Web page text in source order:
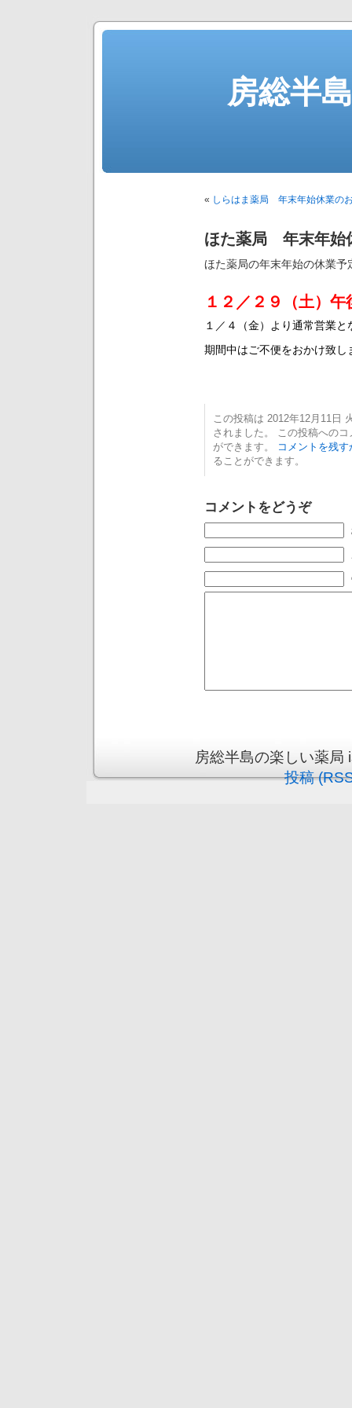
房総半
« しらはま薬局 年末年始休業の
ほた薬局 年末年始
ほた薬局の年末年始の休業予
１２／２９（土）
１／４（金）より通常営業と
期間中はご不便をおかけ致
この投稿は 2012年12月11日
されました。 この投稿への
ができます。
コメントを残す
ることができます。
コメントをどうぞ
房総半島の楽しい薬
投稿